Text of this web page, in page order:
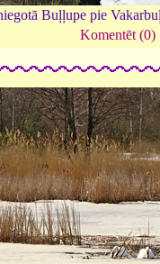
Buļļupe pie
Komentēt (0)